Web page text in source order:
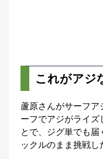
これがアジ
蘆原さんがサーフ
ーフでアジがライ
とで、ジグ単でも
ックルのまま挑戦し